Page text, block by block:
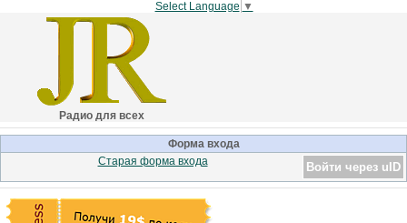
Select Language ▼
Радио для всех
Форма входа
Войти через uID
Старая форма входа